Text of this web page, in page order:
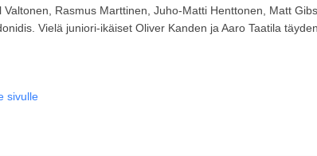
Valtonen, Rasmus Marttinen, Juho-Matti Henttonen, Matt
Vielä juniori-ikäiset Oliver Kanden ja Aaro Taatila
sivulle